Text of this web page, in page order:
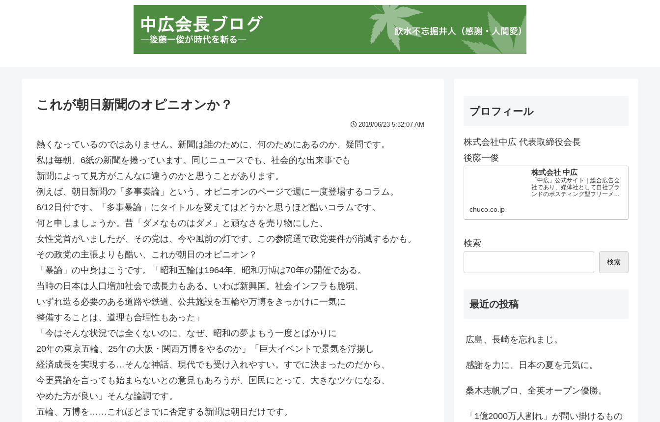
これが朝日新聞のオピニオンか？
2019/06/23 5:32:07 AM
熱くなっているのではありません。新聞は誰のために、何のためにあるのか、疑問です。
私は毎朝、6紙の新聞を捲っています。同じニュースでも、社会的な出来事でも
新聞によって見方がこんなに違うのかと思うことがあります。
例えば、朝日新聞の「多事奏論」という、オピニオンのページで週に一度登場するコラム。
6/12日付です。「多事暴論」にタイトルを変えてはどうかと思うほど酷いコラムです。
何と申しましょうか。昔「ダメなものはダメ」と頑なさを売り物にした、
女性党首がいましたが、その党は、今や風前の灯です。この参院選で政党要件が消滅するかも。
その政党の主張よりも酷い、これが朝日のオピニオン？
「暴論」の中身はこうです。「昭和五輪は1964年、昭和万博は70年の開催である。
当時の日本は人口増加社会で成長力もある。いわば新興国。社会インフラも脆弱、
いずれ造る必要のある道路や鉄道、公共施設を五輪や万博をきっかけに一気に
整備することは、道理も合理性もあった」
「今はそんな状況では全くないのに、なぜ、昭和の夢よもう一度とばかりに
20年の東京五輪、25年の大阪・関西万博をやるのか」「巨大イベントで景気を浮揚し
経済成長を実現する…そんな神話、現代でも受け入れやすい。すでに決まったのだから、
今更異論を言っても始まらないとの意見もあろうが、国民にとって、大きなツケになる、
やめた方が良い」そんな論調です。
五輪、万博を……これほどまでに否定する新聞は朝日だけです。
プロフィール
株式会社中広 代表取締役会長
後藤一俊
株式会社 中広
「中広」公式サイト｜総合広告会
社であり、媒体社として自社ブラ
ンドのポスティング型フリーメデ
chuco.co.jp
検索
検索
最近の投稿
広島、長崎を忘れまじ。
感謝を力に、日本の夏を元気に。
桑木志帆プロ、全英オープン優勝。
「1億2000万人割れ」が問い掛けるもの